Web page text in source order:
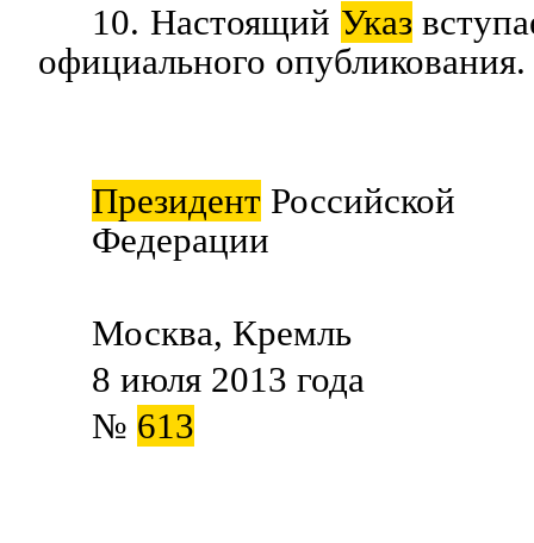
10. Настоящий Указ
официального опубликования.
Президент Российской
Федерации
Москва, Кремль
8 июля 2013 года
№ 613